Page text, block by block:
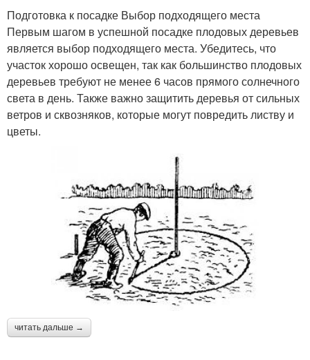
Подготовка к посадке Выбор подходящего места
Первым шагом в успешной посадке плодовых деревьев
является выбор подходящего места. Убедитесь, что
участок хорошо освещен, так как большинство плодовых
деревьев требуют не менее 6 часов прямого солнечного
света в день. Также важно защитить деревья от сильных
ветров и сквозняков, которые могут повредить листву и
цветы.
читать дальше →